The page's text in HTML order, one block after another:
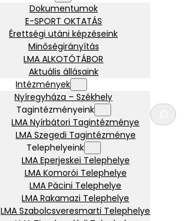
Dokumentumok
E-SPORT OKTATÁS
Érettségi utáni képzéseink
Minőségirányítás
LMA ALKOTÓTÁBOR
Aktuális állásaink
Intézmények
Nyíregyháza – Székhely
Tagintézményeink
LMA Nyírbátori Tagintézménye
LMA Szegedi Tagintézménye
Telephelyeink
LMA Eperjeskei Telephelye
LMA Komorói Telephelye
LMA Pácini Telephelye
LMA Rakamazi Telephelye
LMA Szabolcsveresmarti Telephelye
K
e